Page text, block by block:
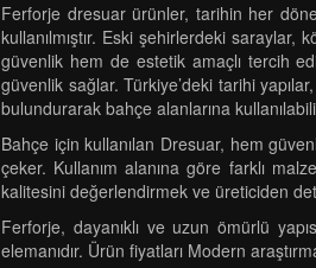
Ferforje dresuar ürünler, tarihin her
kullanılmıştır. Eski şehirlerdeki
güvenlik hem de estetik amaçlı tercih
güvenlik sağlar. Türkiye’deki tarihi
bulundurarak bahçe alanlarına
Bahçe için kullanılan Dresuar, hem
çeker. Kullanım alanına göre farklı
kalitesini değerlendirmek ve üreticiden
Ferforje, dayanıklı ve uzun ömürlü
elemanıdır. Ürün fiyatları Modern